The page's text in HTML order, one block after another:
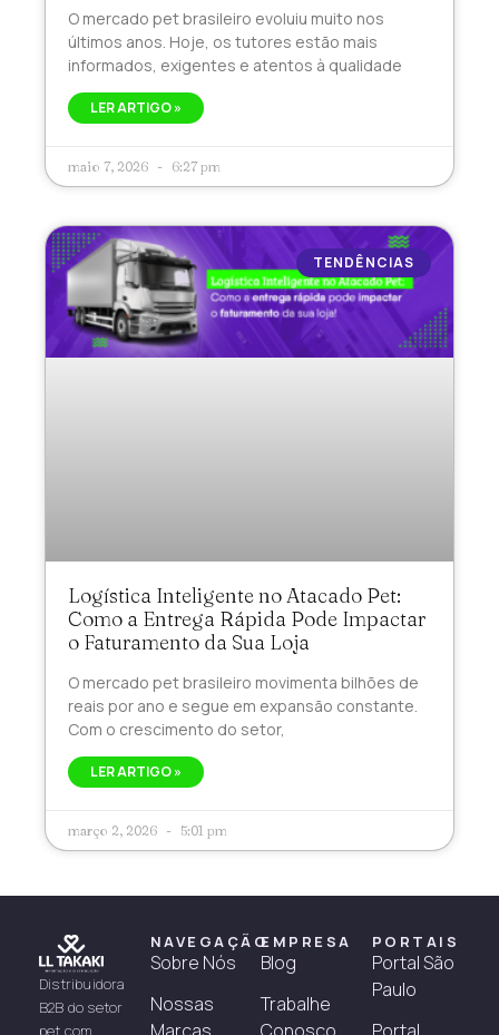
O mercado pet brasileiro evoluiu muito nos
últimos anos. Hoje, os tutores estão mais
informados, exigentes e atentos à qualidade
LER ARTIGO »
maio 7, 2026 6:27 pm
TENDÊNCIAS
Logística Inteligente no Atacado Pet:
Como a Entrega Rápida Pode Impactar
o Faturamento da Sua Loja
O mercado pet brasileiro movimenta bilhões de
reais por ano e segue em expansão constante.
Com o crescimento do setor,
LER ARTIGO »
março 2, 2026 5:01 pm
Distribuidora
B2B do setor
pet com
NAVEGAÇÃO
Sobre Nós
Nossas
EMPRESA
Blog
Trabalhe
PORTAIS
Portal São
Paulo